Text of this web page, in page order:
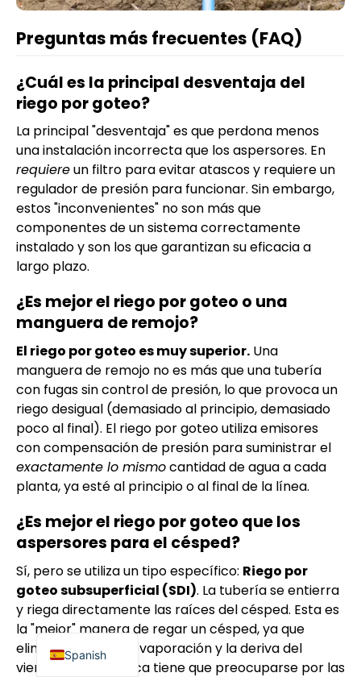
Preguntas más frecuentes (FAQ)
¿Cuál es la principal desventaja del
riego por goteo?
La principal "desventaja" es que perdona menos
una instalación incorrecta que los aspersores. En
requiereun filtro para evitar atascos y requiere un
regulador de presión para funcionar. Sin embargo,
estos "inconvenientes" no son más que
componentes de un sistema correctamente
instalado y son los que garantizan su eficacia a
largo plazo.
¿Es mejor el riego por goteo o una
manguera de remojo?
El riego por goteo es muy superior. Una
manguera de remojo no es más que una tubería
con fugas sin control de presión, lo que provoca un
riego desigual (demasiado al principio, demasiado
poco al final). El riego por goteo utiliza emisores
con compensación de presión para suministrar el
exactamente lo mismocantidad de agua a cada
planta, ya esté al principio o al final de la línea.
¿Es mejor el riego por goteo que los
aspersores para el césped?
Sí, pero se utiliza un tipo específico: Riego por
goteo subsuperficial (SDI). La tubería se entierra
y riega directamente las raíces del césped. Esta es
la "mejor" manera de regar un césped, ya que
elimina 100% de la evaporación y la deriva del
viento, y usted nunca tiene que preocuparse por las
Spanish
English
Russian
Arabic
French
Portuguese
Indonesian